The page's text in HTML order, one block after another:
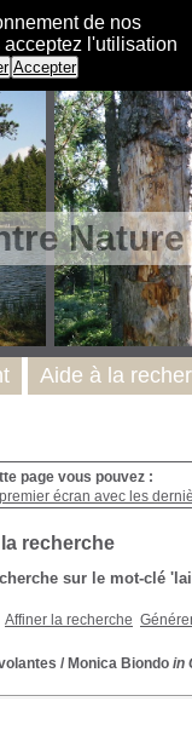
de nos
l'utilisation
Accepter
page vous pouvez :
écran avec les
recherche
sur le mot-clé
Affiner la recherche
/ Monica Biondo in
Aide à la